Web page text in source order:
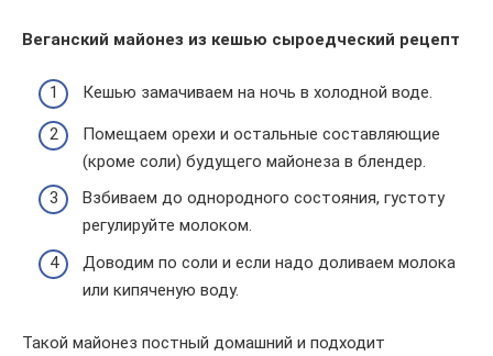
Веганский майонез из кешью сыроедческий рецепт
Кешью замачиваем на ночь в холодной воде.
Помещаем орехи и остальные составляющие
(кроме соли) будущего майонеза в блендер.
Взбиваем до однородного состояния, густоту
регулируйте молоком.
Доводим по соли и если надо доливаем молока
или кипяченую воду.
Такой майонез постный домашний и подходит